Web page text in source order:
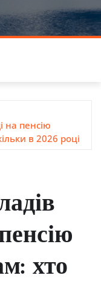
на пенсію
в 2026 році
хто